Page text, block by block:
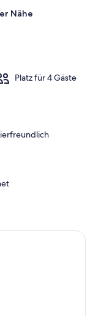
Nähe
Platz für 4 Gäste